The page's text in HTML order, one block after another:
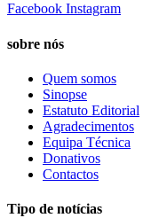
Facebook Instagram
sobre nós
Quem somos
Sinopse
Estatuto Editorial
Agradecimentos
Equipa Técnica
Donativos
Contactos
Tipo de notícias